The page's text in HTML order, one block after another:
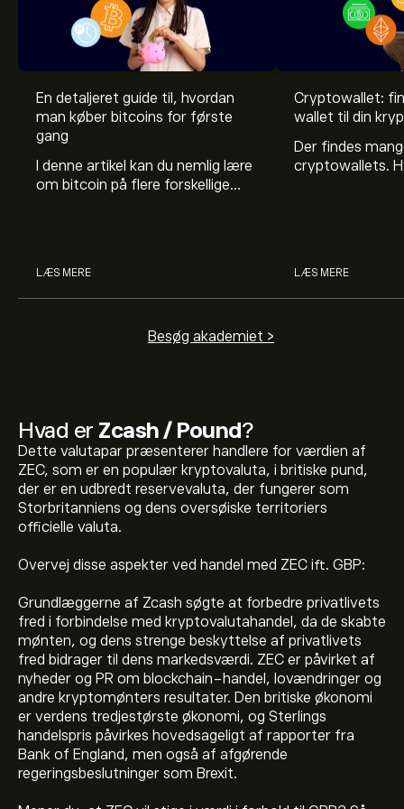
Hvad er Zcash / Pound?
Dette valutapar præsenterer handlere for værdien af
ZEC, som er en populær kryptovaluta, i britiske pund,
der er en udbredt reservevaluta, der fungerer som
Storbritanniens og dens oversøiske territoriers
officielle valuta.
Overvej disse aspekter ved handel med ZEC ift. GBP:
Grundlæggerne af Zcash søgte at forbedre privatlivets
fred i forbindelse med kryptovalutahandel, da de skabte
mønten, og dens strenge beskyttelse af privatlivets
fred bidrager til dens markedsværdi. ZEC er påvirket af
nyheder og PR om blockchain-handel, lovændringer og
andre kryptomønters resultater. Den britiske økonomi
er verdens tredjestørste økonomi, og Sterlings
handelspris påvirkes hovedsageligt af rapporter fra
Bank of England, men også af afgørende
regeringsbeslutninger som Brexit.
En detaljeret guide til, hvordan
man køber bitcoins for første
gang
I denne artikel kan du nemlig lære
om bitcoin på flere forskellige
LÆS MERE
Cryptowallet:
wallet til din
Der findes
cryptowallets.
LÆS MERE
Besøg akademiet >
Den aktuelle pris på ZECGBP er 374.2494‎£‎ USD
Markedsværdien af Zcash / Pound er (Data er ikke
tilgængelige lige nu) USD